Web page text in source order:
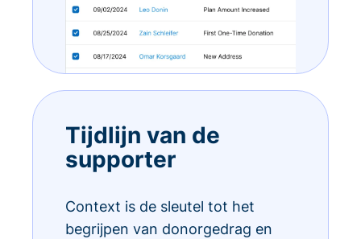
Tijdlijn van de
supporter
Context is de sleutel tot het
begrijpen van donorgedrag en